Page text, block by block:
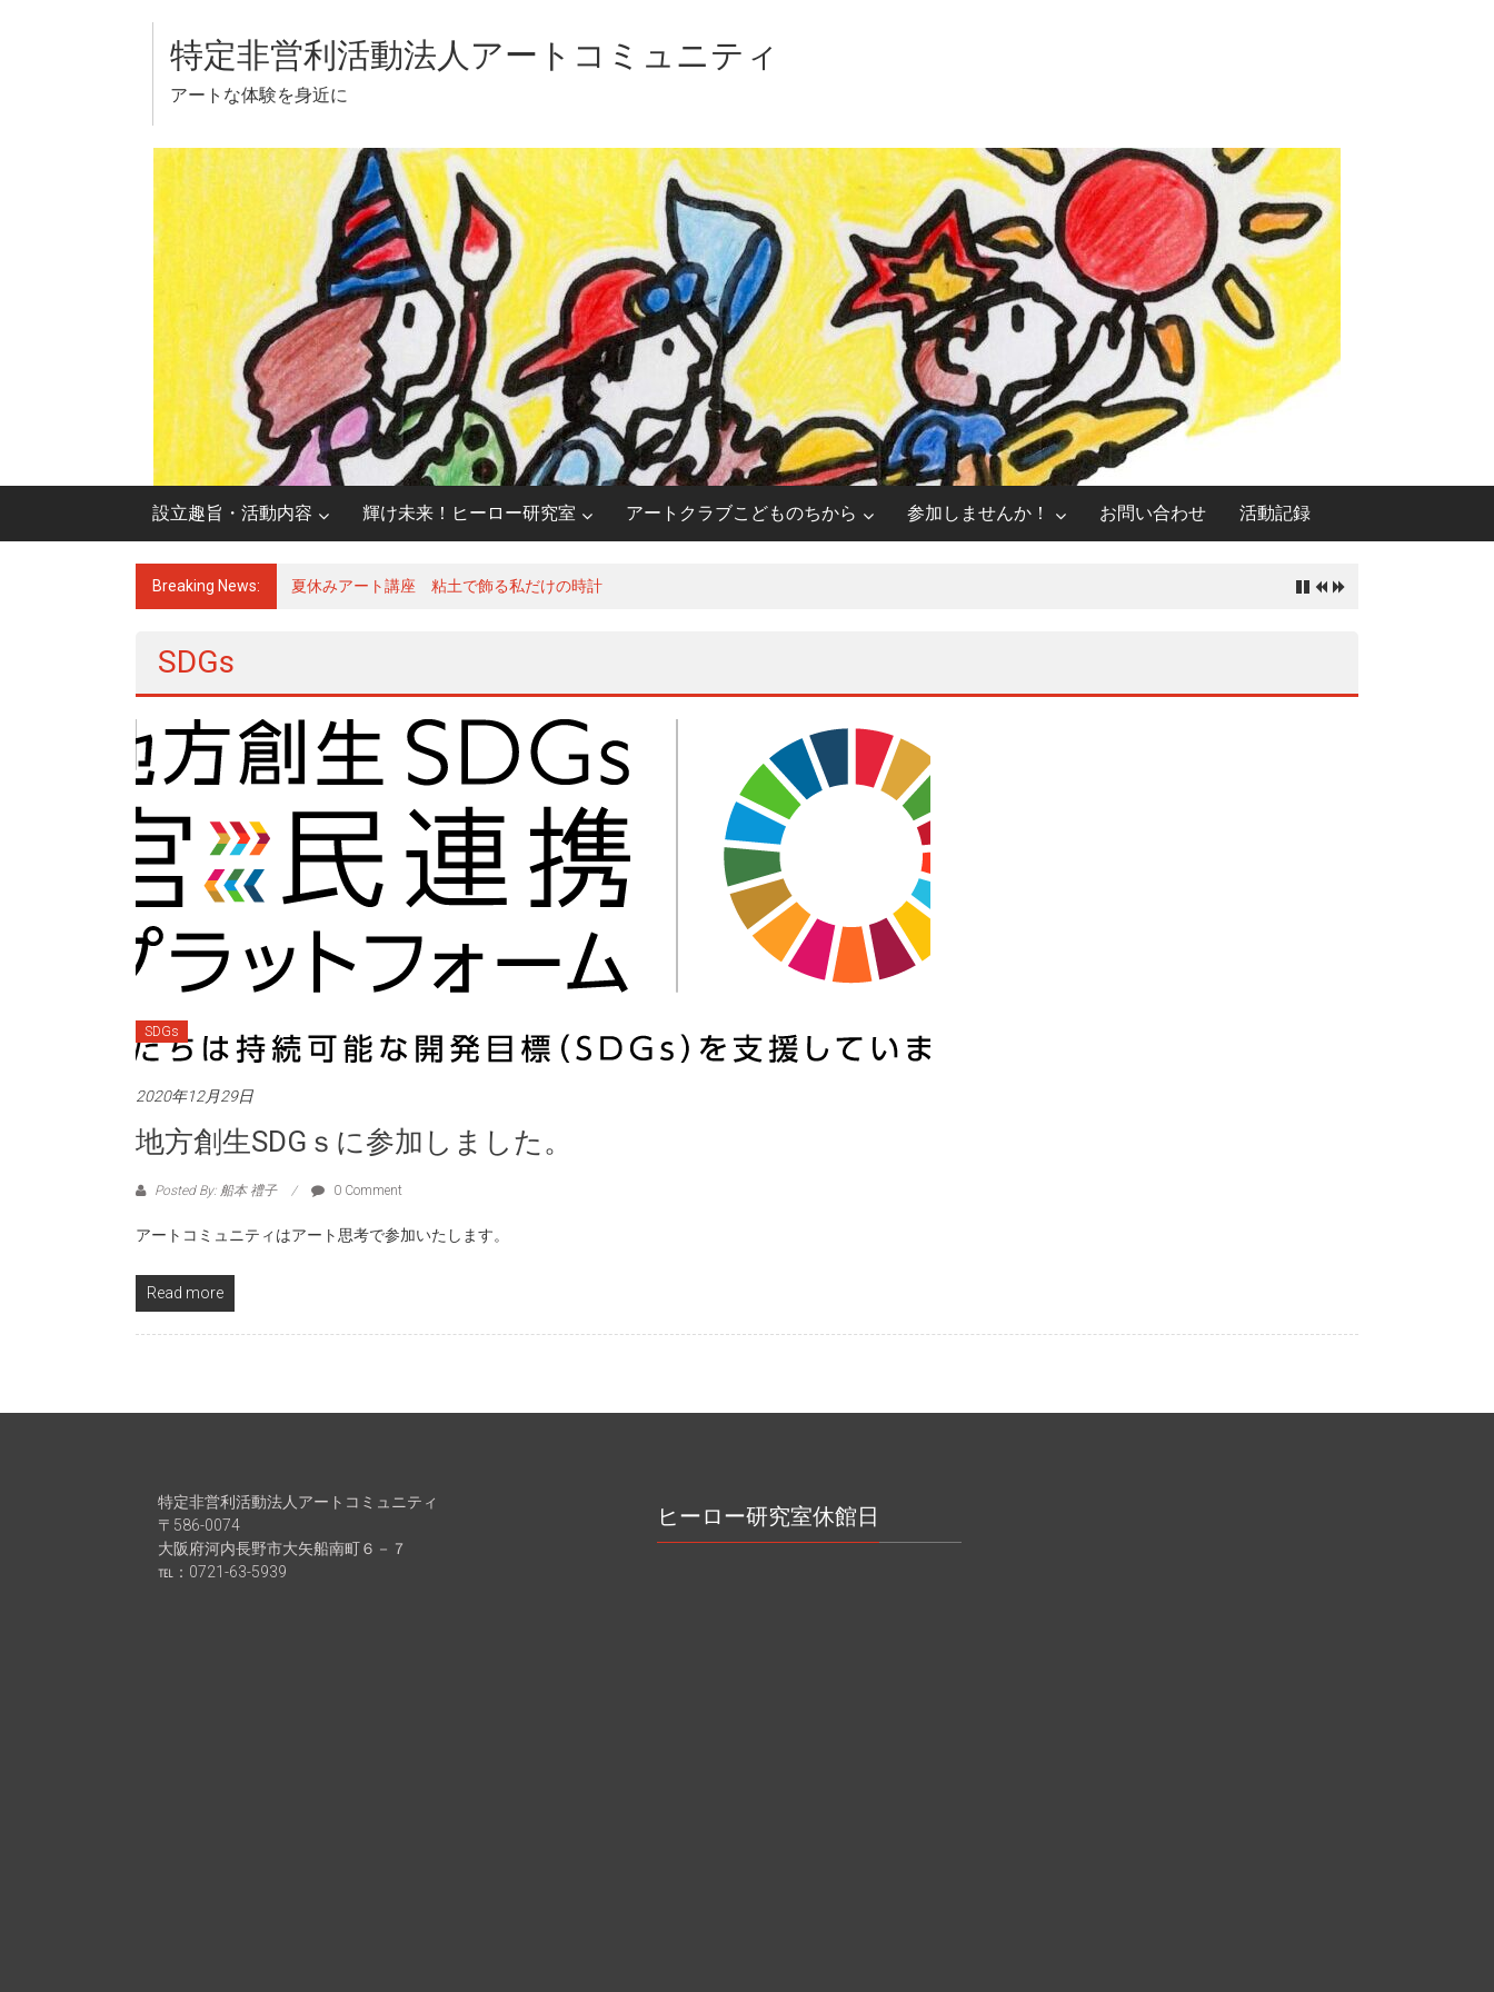
特定非営利活動法人アートコミュニティ
アートな体験を身近に
設立趣旨・活動内容 輝け未来！ヒーロー研究室 アートクラブこどものちから 参加しませんか！ お問い合わせ 活動記録
Breaking News: 夏休みアート講座 粘土で飾る私だけの時計
SDGs
SDGs
2020年12月29日
地方創生SDGｓに参加しました。
Posted By: 船本 禮子 0 Comment
アートコミュニティはアート思考で参加いたします。
Read more
特定非営利活動法人アートコミュニティ
〒586-0074
大阪府河内長野市大矢船南町６－７
℡：0721-63-5939
ヒーロー研究室休館日